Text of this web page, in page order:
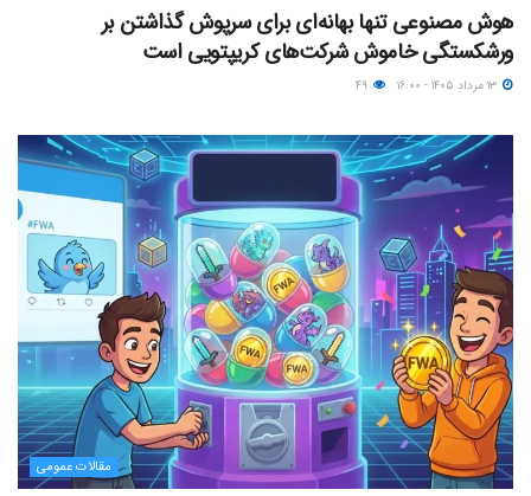
هوش مصنوعی تنها بهانه‌ای برای سرپوش گذاشتن بر
ورشکستگی خاموش شرکت‌های کریپتویی است
مقالات عمومی